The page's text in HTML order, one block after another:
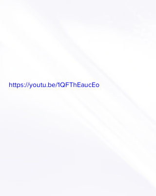
https://youtu.be/1QFThEaucEo